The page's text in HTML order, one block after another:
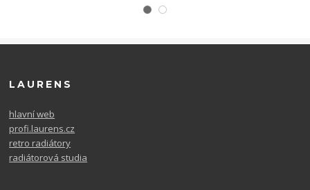
LAURENS
hlavní web
profi.laurens.cz
retro radiátory
radiátorová studia